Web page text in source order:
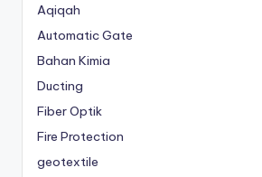
Aqiqah
Automatic Gate
Bahan Kimia
Ducting
Fiber Optik
Fire Protection
geotextile